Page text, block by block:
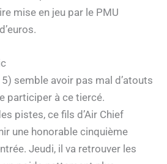
mise en jeu par le PMU
semble avoir pas mal d’atouts
participer à ce tiercé.
pistes, ce fils d’Air Chief
une honorable cinquième
Jeudi, il va retrouver les